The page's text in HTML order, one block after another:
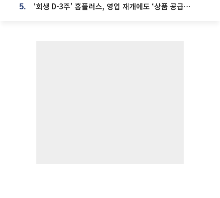
5. ‘회생 D-3주’ 홈플러스, 영업 재개에도 ‘상품 공급망’ 복구가 생존 관건